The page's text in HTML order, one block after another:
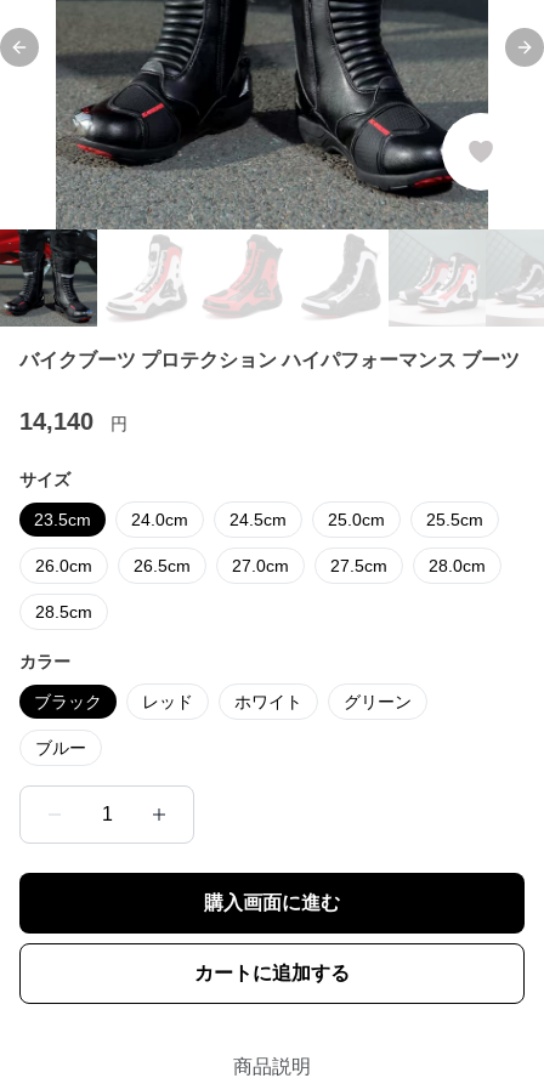
Previous slide
バイクブーツ プロテクション ハイパフォーマンス ブーツ
14,140 円
サイズ
23.5cm 24.0cm 24.5cm 25.0cm 25.5cm
26.0cm 26.5cm 27.0cm 27.5cm 28.0cm
28.5cm
カラー
ブラック レッド ホワイト グリーン
ブルー
1
購入画面に進む
カートに追加する
商品説明